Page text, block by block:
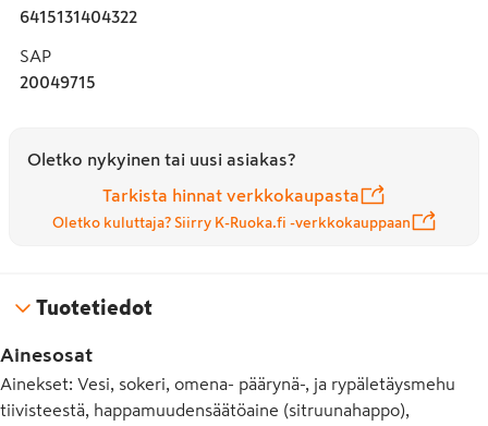
6415131404322
SAP
20049715
Oletko nykyinen tai uusi asiakas?
Tarkista hinnat verkkokaupasta
Oletko kuluttaja? Siirry K-Ruoka.fi -verkkokauppaan
Tuotetiedot
Ainesosat
Ainekset: Vesi, sokeri, omena- päärynä-, ja rypäletäysmehu
tiivisteestä, happamuudensäätöaine (sitruunahappo),